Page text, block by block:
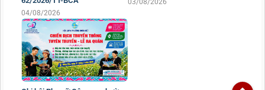
04/08/2026
03/08/2026